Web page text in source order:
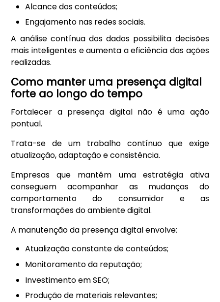
Alcance dos conteúdos;
Engajamento nas redes sociais.
A análise contínua dos dados possibilita decisões
mais inteligentes e aumenta a eficiência das ações
realizadas.
Como manter uma presença digital
forte ao longo do tempo
Fortalecer a presença digital não é uma ação
pontual.
Trata-se de um trabalho contínuo que exige
atualização, adaptação e consistência.
Empresas que mantêm uma estratégia ativa
conseguem acompanhar as mudanças do
comportamento do consumidor e as
transformações do ambiente digital.
A manutenção da presença digital envolve:
Atualização constante de conteúdos;
Monitoramento da reputação;
Investimento em SEO;
Produção de materiais relevantes;